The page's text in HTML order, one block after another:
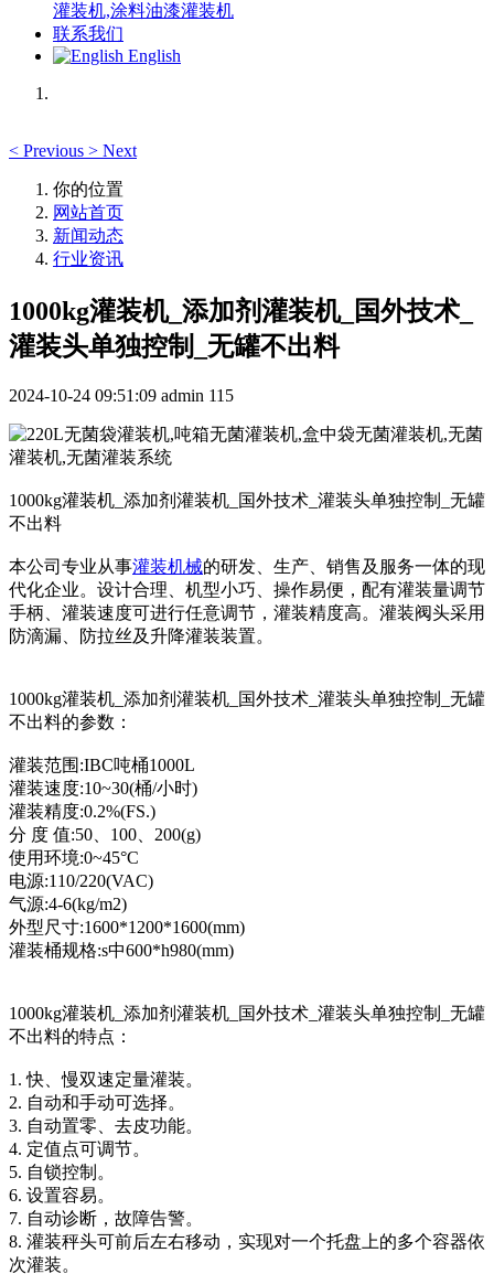
灌装机,涂料油漆灌装机
联系我们
English
< Previous > Next
你的位置
网站首页
新闻动态
行业资讯
1000kg灌装机_添加剂灌装机_国外技术_
灌装头单独控制_无罐不出料
2024-10-24 09:51:09 admin 115
1000kg灌装机_添加剂灌装机_国外技术_灌装头单独控制_无罐
不出料
本公司专业从事灌装机械的研发、生产、销售及服务一体的现
代化企业。设计合理、机型小巧、操作易便，配有灌装量调节
手柄、灌装速度可进行任意调节，灌装精度高。灌装阀头采用
防滴漏、防拉丝及升降灌装装置。
1000kg灌装机_添加剂灌装机_国外技术_灌装头单独控制_无罐
不出料的参数：
灌装范围:IBC吨桶1000L
灌装速度:10~30(桶/小时)
灌装精度:0.2%(FS.)
分 度 值:50、100、200(g)
使用环境:0~45°C
电源:110/220(VAC)
气源:4-6(kg/m2)
外型尺寸:1600*1200*1600(mm)
灌装桶规格:s中600*h980(mm)
1000kg灌装机_添加剂灌装机_国外技术_灌装头单独控制_无罐
不出料的特点：
1. 快、慢双速定量灌装。
2. 自动和手动可选择。
3. 自动置零、去皮功能。
4. 定值点可调节。
5. 自锁控制。
6. 设置容易。
7. 自动诊断，故障告警。
8. 灌装秤头可前后左右移动，实现对一个托盘上的多个容器依
次灌装。